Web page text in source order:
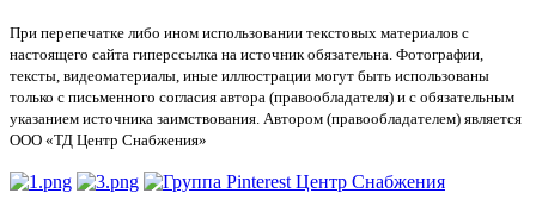
При перепечатке либо ином использовании текстовых материалов с
настоящего сайта гиперссылка на источник обязательна. Фотографии,
тексты, видеоматериалы, иные иллюстрации могут быть использованы
только с письменного согласия автора (правообладателя) и с обязательным
указанием источника заимствования. Автором (правообладателем) является
ООО «ТД Центр Снабжения»